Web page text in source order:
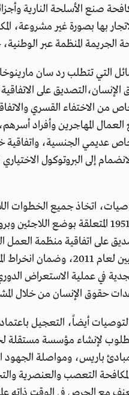
صنع الأسلحة النارية
بها بصورة غير مشروعة،
الجريمة المنظمة عبر
على الاتفاقية
من الاختفاء القسري
المهاجرين وأفراد أسرهم،
عديمي الجنسية،
إلى البروتوكول
اتخاذ جميع الخطوات
اتفاقية عام 1951 المتعلقة بوضع
على اتفاقية منظمة العمل
العمال المنزليين لعام 2011،
في عملية الاستعراض
حقوق الإنسان من خلال
أيضاً، التعجيل
لإنشاء مؤسسة مستقلة
باريس، ومواصلة الجهود
التعصب والعنصرية